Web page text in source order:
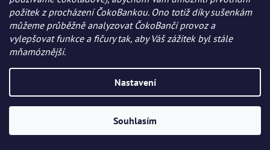
požitek z procházení ČokoBankou. Ono totiž díky sušenkám
můžeme průběžně analyzovat ČokoBančí provoz a
vylepšovat funkce a fičury tak, aby Váš zážitek byl stále
mňamóznější.
Nastavení
Souhlasím